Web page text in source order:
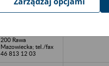
Kompleksowe Usługi
200 Rawa
Mazowiecka; tel./fax
46 813 12 03